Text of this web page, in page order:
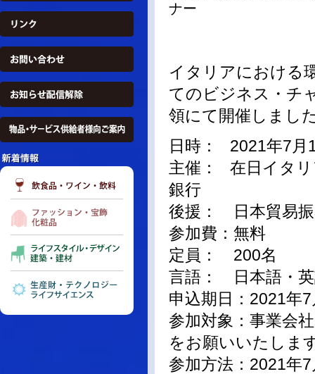
ナー
イタリアにおける
てのビジネス・チ
領にて開催しまし
日時： 2021年7月
主催： 在日イタリ
銀行
後援： 日本貿易
参加費：無料
定員： 200名
言語： 日本語・英
申込期日：2021年
参加対象：事業会
をお願いいたしま
参加方法：2021年